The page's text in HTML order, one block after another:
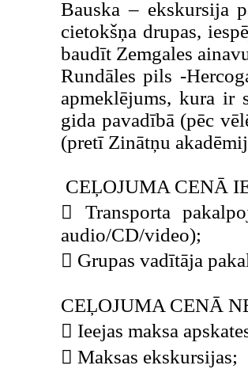
Bauska – ekskursija
cietokšņa drupas,
baudīt Zemgales
Rundāles pils -
apmeklējums, kura ir
gida pavadībā (pēc
(pretī Zinātņu
CEĻOJUMA CENĀ
 Transporta
audio/CD/video);
 Grupas vadītāja
CEĻOJUMA CENĀ
 Ieejas maksa
 Maksas ekskursijas;